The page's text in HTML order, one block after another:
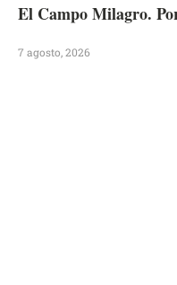
El Campo Milagro.
7 agosto, 2026